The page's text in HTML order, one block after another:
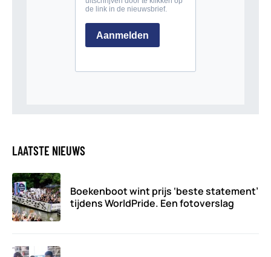
LAATSTE NIEUWS
Boekenboot wint prijs ‘beste statement’
tijdens WorldPride. Een fotoverslag